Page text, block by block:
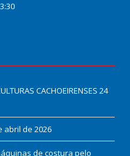
CACHOEIRENSES 24
abril de 2026
de costura pelo